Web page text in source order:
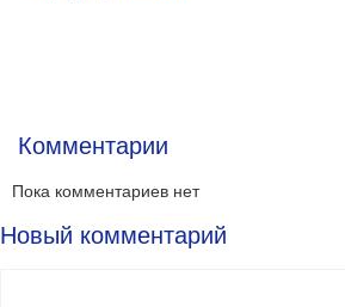
Комментарии
Пока комментариев нет
Новый комментарий